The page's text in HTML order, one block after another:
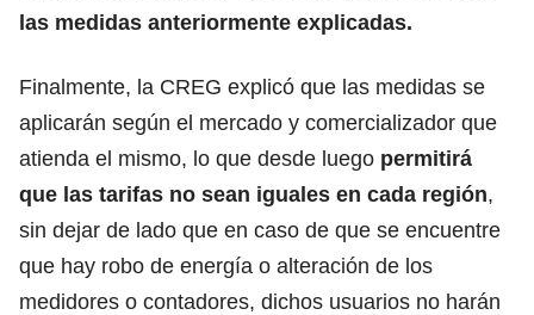
las medidas anteriormente explicadas.
Finalmente, la CREG explicó que las medidas se
aplicarán según el mercado y comercializador que
atienda el mismo, lo que desde luego permitirá
que las tarifas no sean iguales en cada región,
sin dejar de lado que en caso de que se encuentre
que hay robo de energía o alteración de los
medidores o contadores, dichos usuarios no harán